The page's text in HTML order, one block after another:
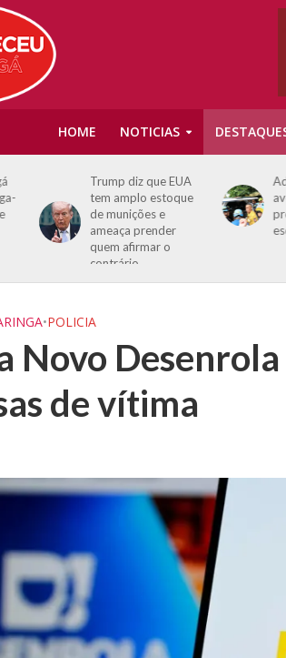
HOME NOTICIAS
Trump diz que EUA
tem amplo estoque
de munições e
ameaça prender
quem afirmar o
contrário
•POLICIA
Novo
de vítima